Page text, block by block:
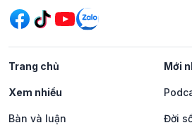
Trang chủ Mới
Xem nhiều
Bàn và luận Đời